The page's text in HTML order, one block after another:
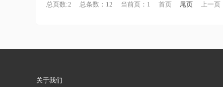
总页数:2 总条数：12 当前页：1 首页 尾页 上一页
关于我们